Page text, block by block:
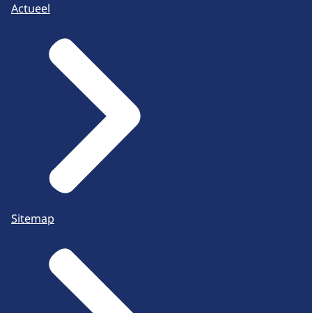
Actueel
Sitemap